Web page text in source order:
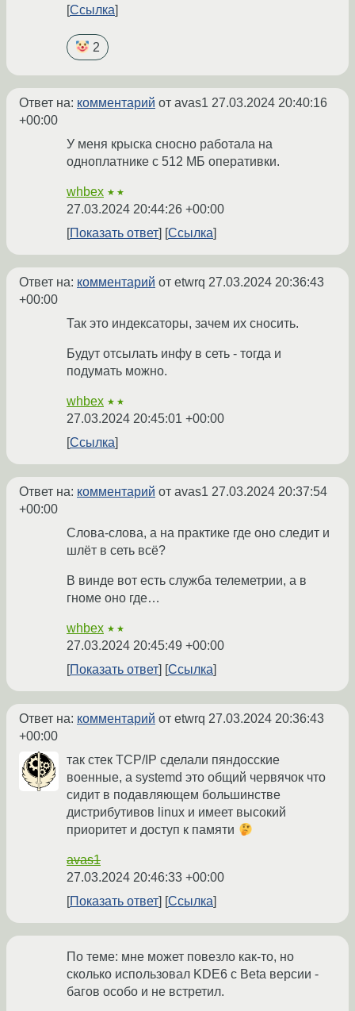
Ссылка
2
Ответ на: комментарий от avas1 27.03.2024 20:40:16
+00:00
У меня крыска сносно работала на
одноплатнике с 512 МБ оперативки.
whbex ★★
27.03.2024 20:44:26 +00:00
Показать ответ
Ссылка
Ответ на: комментарий от etwrq 27.03.2024 20:36:43
+00:00
Так это индексаторы, зачем их сносить.
Будут отсылать инфу в сеть - тогда и
подумать можно.
whbex ★★
27.03.2024 20:45:01 +00:00
Ссылка
Ответ на: комментарий от avas1 27.03.2024 20:37:54
+00:00
Слова-слова, а на практике где оно следит и
шлёт в сеть всё?
В винде вот есть служба телеметрии, а в
гноме оно где…
whbex ★★
27.03.2024 20:45:49 +00:00
Показать ответ
Ссылка
Ответ на: комментарий от etwrq 27.03.2024 20:36:43
+00:00
так стек TCP/IP сделали пяндосские
военные, а systemd это общий червячок что
сидит в подавляющем большинстве
дистрибутивов linux и имеет высокий
приоритет и доступ к памяти
avas1
27.03.2024 20:46:33 +00:00
Показать ответ
Ссылка
По теме: мне может повезло как-то, но
сколько использовал KDE6 с Beta версии -
багов особо и не встретил.